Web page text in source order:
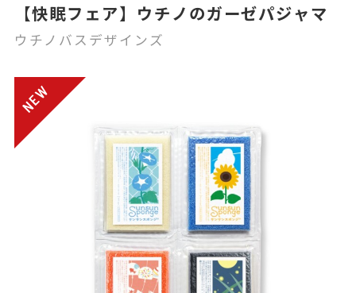
【快眠フェア】ウチノのガーゼパジャマ
ウチノバスデザインズ